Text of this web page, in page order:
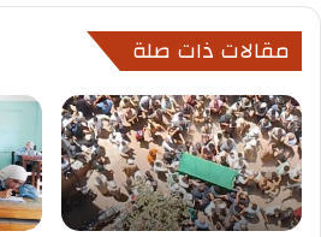
مقالات ذات صلة